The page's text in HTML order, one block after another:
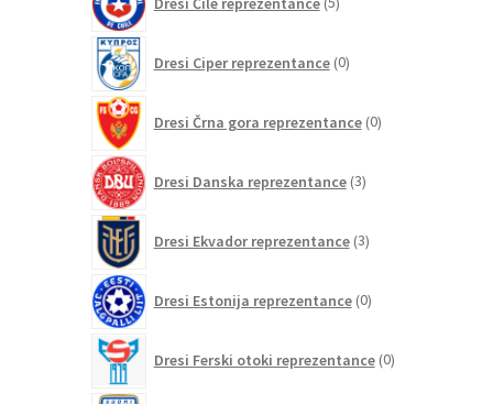
izdelkov
Dresi Ciper reprezentance 0izdelkov
Dresi Črna gora reprezentance 0izdelkov
Dresi Danska reprezentance 3izdelki
Dresi Ekvador reprezentance 3izdelki
Dresi Estonija reprezentance 0izdelkov
Dresi Ferski otoki reprezentance 0izdelkov